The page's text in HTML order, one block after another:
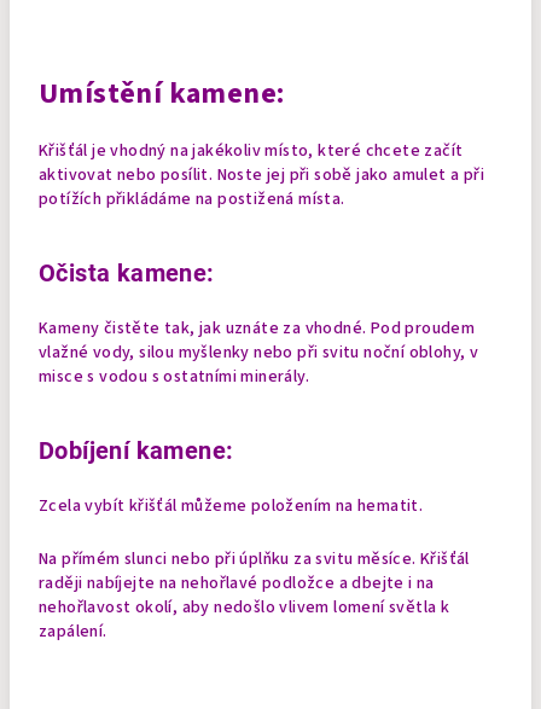
Umístění kamene:
Křišťál je vhodný na jakékoliv místo, které chcete začít
aktivovat nebo posílit. Noste jej při sobě jako amulet a při
potížích přikládáme na postižená místa.
Očista kamene:
Kameny čistěte tak, jak uznáte za vhodné. Pod proudem
vlažné vody, silou myšlenky nebo při svitu noční oblohy, v
misce s vodou s ostatními minerály.
Dobíjení kamene:
Zcela vybít křišťál můžeme položením na hematit.
Na přímém slunci nebo při úplňku za svitu měsíce. Křišťál
raději nabíjejte na nehořlavé podložce a dbejte i na
nehořlavost okolí, aby nedošlo vlivem lomení světla k
zapálení.